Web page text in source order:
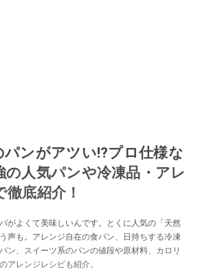
ンがアツい!?プロ仕様な
人気パンや冷凍品・アレ
底紹介！
がよくて美味しいんです。とくに人気の「天然
声も。アレンジ自在の食パン、日持ちする冷凍
ン、スイーツ系のパンの値段や原材料、カロリ
アレンジレシピも紹介。